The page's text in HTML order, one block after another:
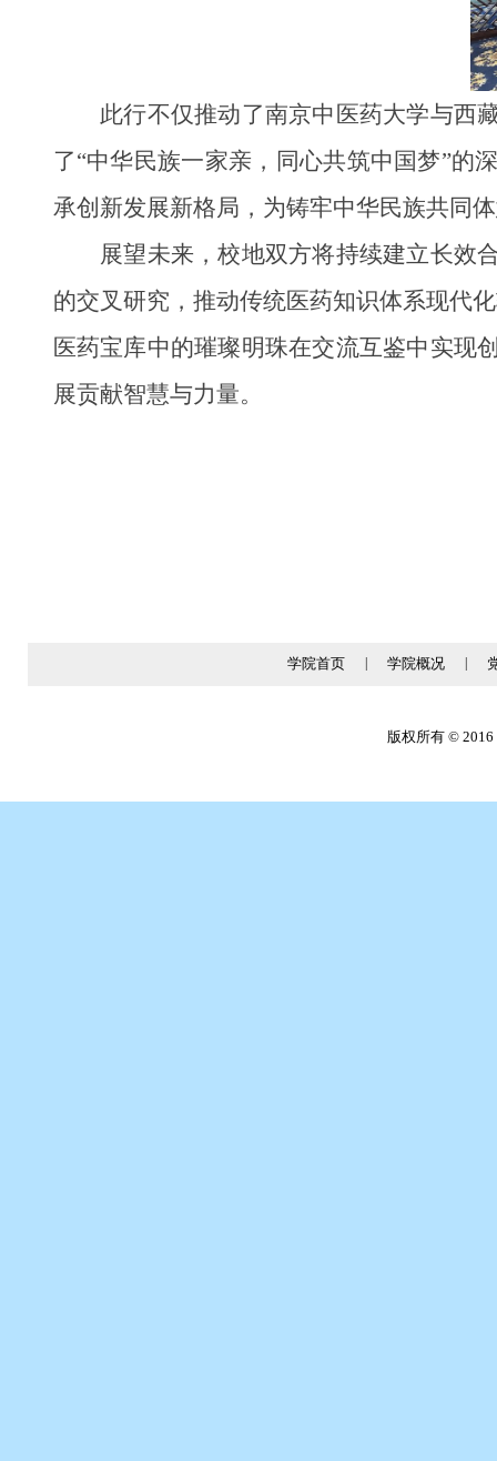
此行不仅推动了南京中医药大学与西
了“中华民族一家亲，同心共筑中国梦”的
承创新发展新格局，为铸牢中华民族共同
展望未来，校地双方将持续建立长效
的交叉研究，推动传统医药知识体系现代
医药宝库中的璀璨明珠在交流互鉴中实现
展贡献智慧与力量。
学院首页 学院概况
版权所有 © 2016